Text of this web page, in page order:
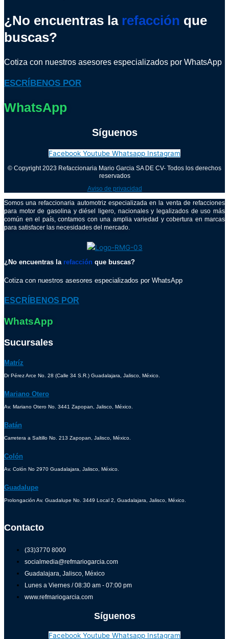
¿No encuentras la refacción que
buscas?
Cotiza con nuestros asesores especializados por WhatsApp
ESCRÍBENOS POR
WhatsApp
Síguenos
Facebook Youtube Whatsapp Instagram
© Copyright 2023 Refaccionaria Mario Garcia SA DE CV- Todos los derechos
reservados
Aviso de privacidad
Somos una refaccionaria automotriz especializada en la venta de refacciones
para motor de gasolina y diésel ligero, nacionales y legalizados de uso más
común en el país, contamos con una amplia variedad y cobertura en marcas
para satisfacer las necesidades del mercado.
¿No encuentras la refacción que buscas?
Cotiza con nuestros asesores especializados por WhatsApp
ESCRÍBENOS POR
WhatsApp
Sucursales
Matríz
Dr Pérez Arce No. 28 (Calle 34 S.R.) Guadalajara, Jalisco, México.
Mariano Otero
Av. Mariano Otero No. 3441 Zapopan, Jalisco, México.
Batán
Carretera a Saltillo No. 213 Zapopan, Jalisco, México.
Colón
Av. Colón No 2970 Guadalajara, Jalisco, México.
Guadalupe
Prolongación Av. Guadalupe No. 3449 Local 2, Guadalajara, Jalisco, México.
Contacto
(33)3770 8000
socialmedia@refmariogarcia.com
Guadalajara, Jalisco, México
Lunes a Viernes / 08:30 am - 07:00 pm
www.refmariogarcia.com
Síguenos
Facebook Youtube Whatsapp Instagram